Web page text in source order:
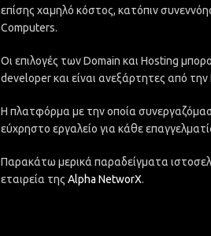
επίσης χαμηλό κόστος, κατόπιν
Computers.
Οι επιλογές των Domain και Hosting
developer και είναι ανεξάρτητες από
Η πλατφόρμα με την οποία
εύχρηστο εργαλείο για κάθε
Παρακάτω μερικά παραδείγματα
εταιρεία της Alpha NetworX.